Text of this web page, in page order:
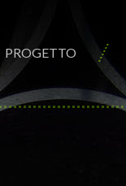
PROGETTO